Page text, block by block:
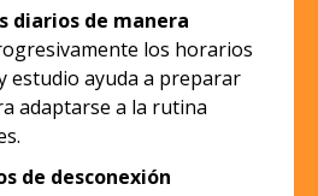
diarios de manera
los horarios
estudio ayuda a preparar
adaptarse a la rutina
de desconexión